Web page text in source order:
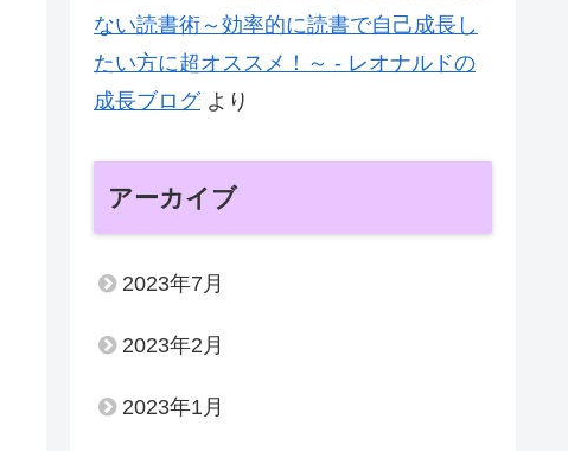
ない読書術～効率的に読書で自己成長し
たい方に超オススメ！～ - レオナルドの
成長ブログより
アーカイブ
2023年7月
2023年2月
2023年1月